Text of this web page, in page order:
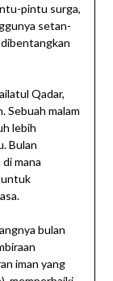
pintu surga,
setan-
Qadar,
Sebuah malam
lebih
Bulan
mana
untuk
bulan
iman yang